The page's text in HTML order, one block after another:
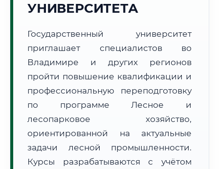
Субъект:
Владимирская область
Тел. код:
+7 (4922)
Почтовые индексы:
600000–600999
Часовой пояс:
🗺️ Зона обслуживания: г. Владимир
УНИВЕРСИТЕТА
Государственный университет
приглашает специалистов во
Владимире и других регионов
пройти повышение квалификации и
профессиональную переподготовку
по программе Лесное и
лесопарковое хозяйство,
ориентированной на актуальные
задачи лесной промышленности.
Курсы разрабатываются с учётом